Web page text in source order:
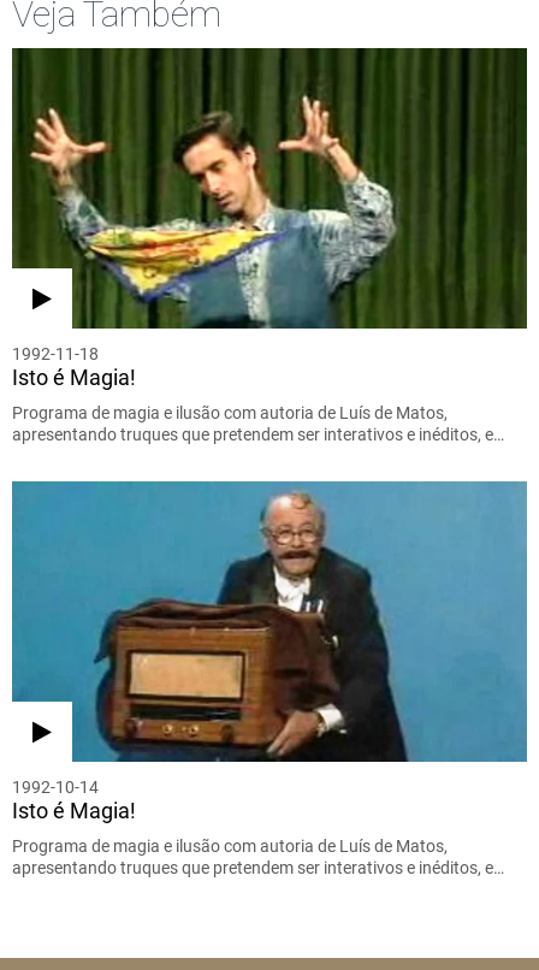
Veja Também
1992-11-18
Isto é Magia!
Programa de magia e ilusão com autoria de Luís de Matos,
apresentando truques que pretendem ser interativos e inéditos, e…
1992-10-14
Isto é Magia!
Programa de magia e ilusão com autoria de Luís de Matos,
apresentando truques que pretendem ser interativos e inéditos, e…